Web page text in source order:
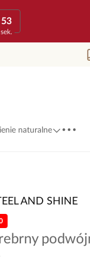
53
sek.
naturalne ...
AND SHINE